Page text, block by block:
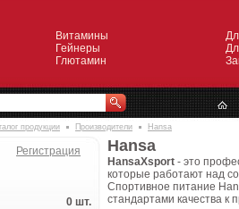
Витамины
Гейнеры
Глютамин
продукции Производители Hansa
Регистрация
0 шт.
Hansa
HansaXsport - это
которые работают над
Спортивное питание
стандартами качества к